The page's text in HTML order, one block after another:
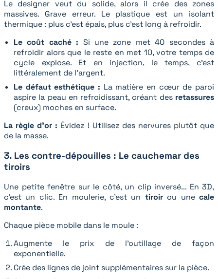
Le designer veut du solide, alors il crée des zones
massives. Grave erreur. Le plastique est un isolant
thermique : plus c'est épais, plus c'est long à refroidir.
Le coût caché : Si une zone met 40 secondes à
refroidir alors que le reste en met 10, votre temps de
cycle explose. Et en injection, le temps, c'est
littéralement de l'argent.
Le défaut esthétique : La matière en cœur de paroi
aspire la peau en refroidissant, créant des retassures
(creux) moches en surface.
La règle d'or : Évidez ! Utilisez des nervures plutôt que
de la masse.
3. Les contre-dépouilles : Le cauchemar des
tiroirs
Une petite fenêtre sur le côté, un clip inversé... En 3D,
c'est un clic. En moulerie, c'est un tiroirou unecale
montante.
Chaque pièce mobile dans le moule :
Augmente le prix de l'outillage de façon
exponentielle.
Crée des lignes de joint supplémentaires sur la pièce.